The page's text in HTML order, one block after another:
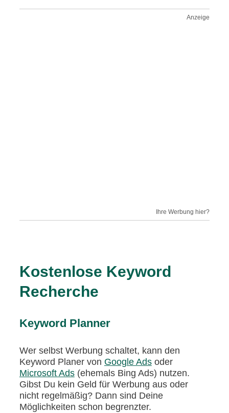
Anzeige
Ihre Werbung hier?
Kostenlose Keyword
Recherche
Keyword Planner
Wer selbst Werbung schaltet, kann den
Keyword Planer von Google Adsoder
Microsoft Ads(ehemals Bing Ads) nutzen.
Gibst Du kein Geld für Werbung aus oder
nicht regelmäßig? Dann sind Deine
Möglichkeiten schon begrenzter.